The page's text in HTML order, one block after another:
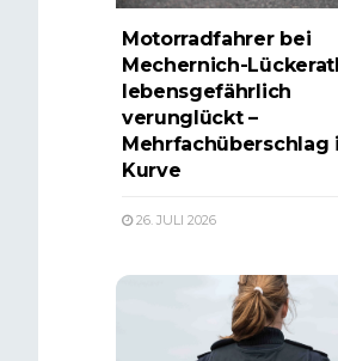
Motorradfahrer bei
Mechernich-
lebensgefährlich
verunglückt –
Mehrfachüberschlag
Kurve
26. JULI 2026